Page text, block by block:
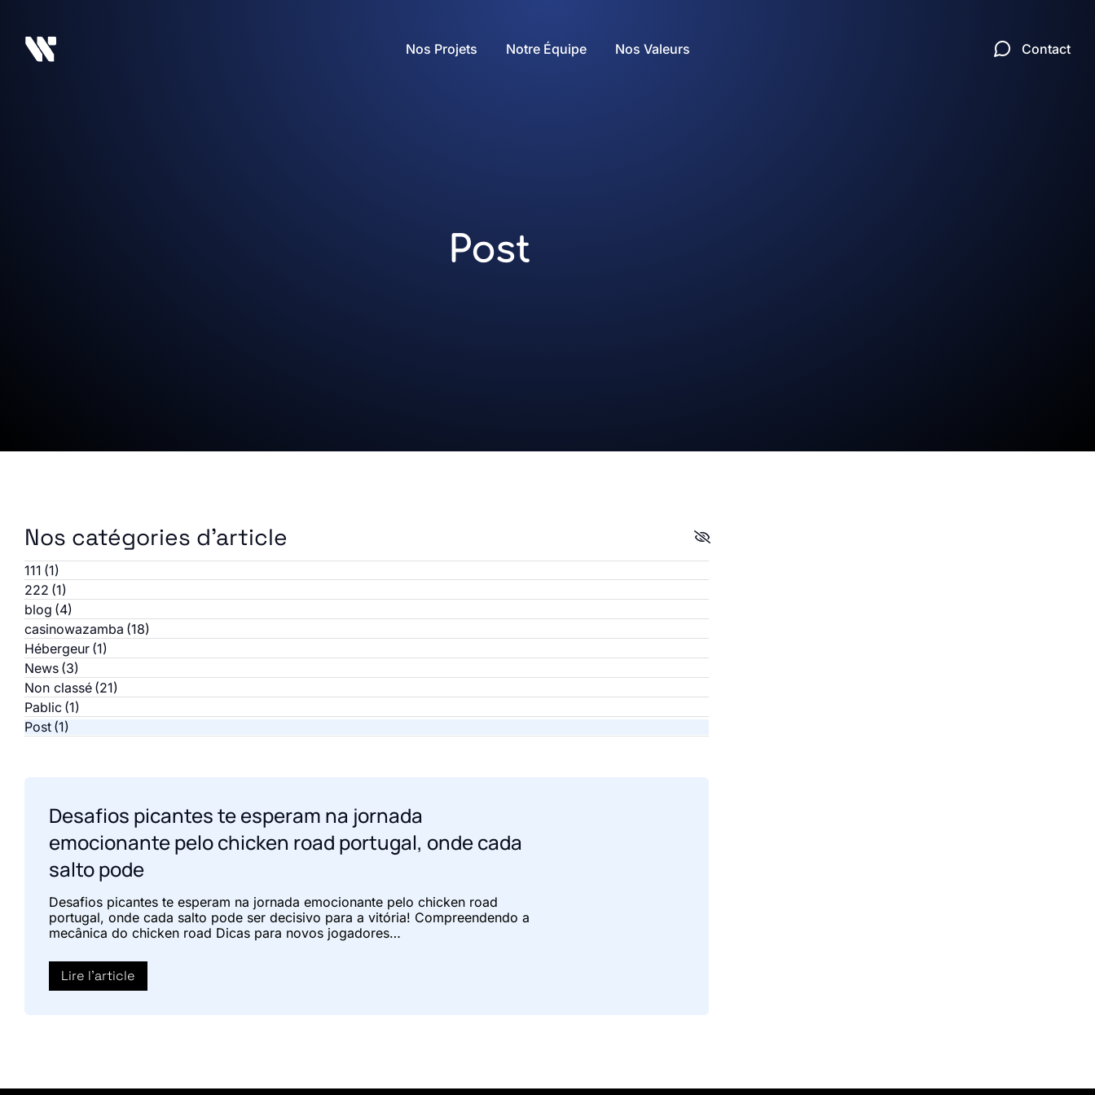
Nos Projets Notre Équipe Nos Valeurs Contact
Post
Nos catégories d'article
111 (1)
222 (1)
blog (4)
casinowazamba (18)
Hébergeur (1)
News (3)
Non classé (21)
Pablic (1)
Post (1)
Desafios picantes te esperam na jornada
emocionante pelo chicken road portugal, onde cada
salto pode
Desafios picantes te esperam na jornada emocionante pelo chicken road
portugal, onde cada salto pode ser decisivo para a vitória! Compreendendo a
mecânica do chicken road Dicas para novos jogadores…
Lire l'article